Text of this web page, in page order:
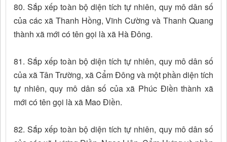
80. Sắp xếp toàn bộ diện tích tự nhiên, quy mô dân số
của các xã Thanh Hồng, Vĩnh Cường và Thanh Quang
thành xã mới có tên gọi là xã Hà Đông.
81. Sắp xếp toàn bộ diện tích tự nhiên, quy mô dân số
của xã Tân Trường, xã Cẩm Đông và một phần diện tích
tự nhiên, quy mô dân số của xã Phúc Điền thành xã
mới có tên gọi là xã Mao Điền.
82. Sắp xếp toàn bộ diện tích tự nhiên, quy mô dân số